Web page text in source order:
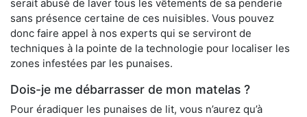
serait abusé de laver tous les vêtements de sa penderie
sans présence certaine de ces nuisibles. Vous pouvez
donc faire appel à nos experts qui se serviront de
techniques à la pointe de la technologie pour localiser les
zones infestées par les punaises.
Dois-je me débarrasser de mon matelas ?
Pour éradiquer les punaises de lit, vous n’aurez qu’à